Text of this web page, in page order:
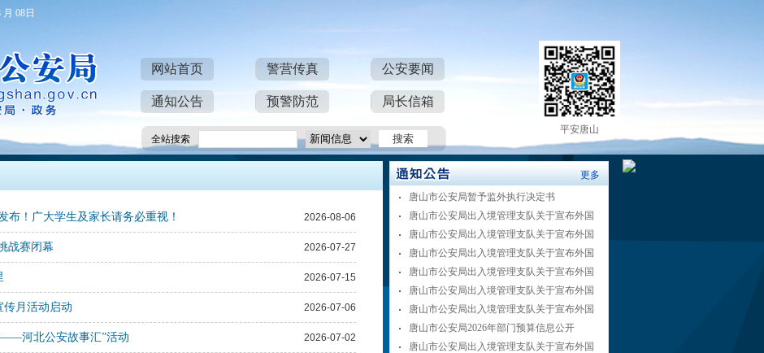
08日
网站首页 警营传真 公安要闻
通知公告 预警防范 局长信箱
全站搜索
平安唐山
布！广大学生及家长请务必重视！ 2026-08-06
战赛闭幕 2026-07-27
2026-07-15
传月活动启动 2026-07-06
——河北公安故事汇”活动 2026-07-02
更多
唐山市公安局暂予监外执行决定书
唐山市公安局出入境管理支队关于宣布外国
唐山市公安局出入境管理支队关于宣布外国
唐山市公安局出入境管理支队关于宣布外国
唐山市公安局出入境管理支队关于宣布外国
唐山市公安局出入境管理支队关于宣布外国
唐山市公安局出入境管理支队关于宣布外国
唐山市公安局2026年部门预算信息公开
唐山市公安局出入境管理支队关于宣布外国